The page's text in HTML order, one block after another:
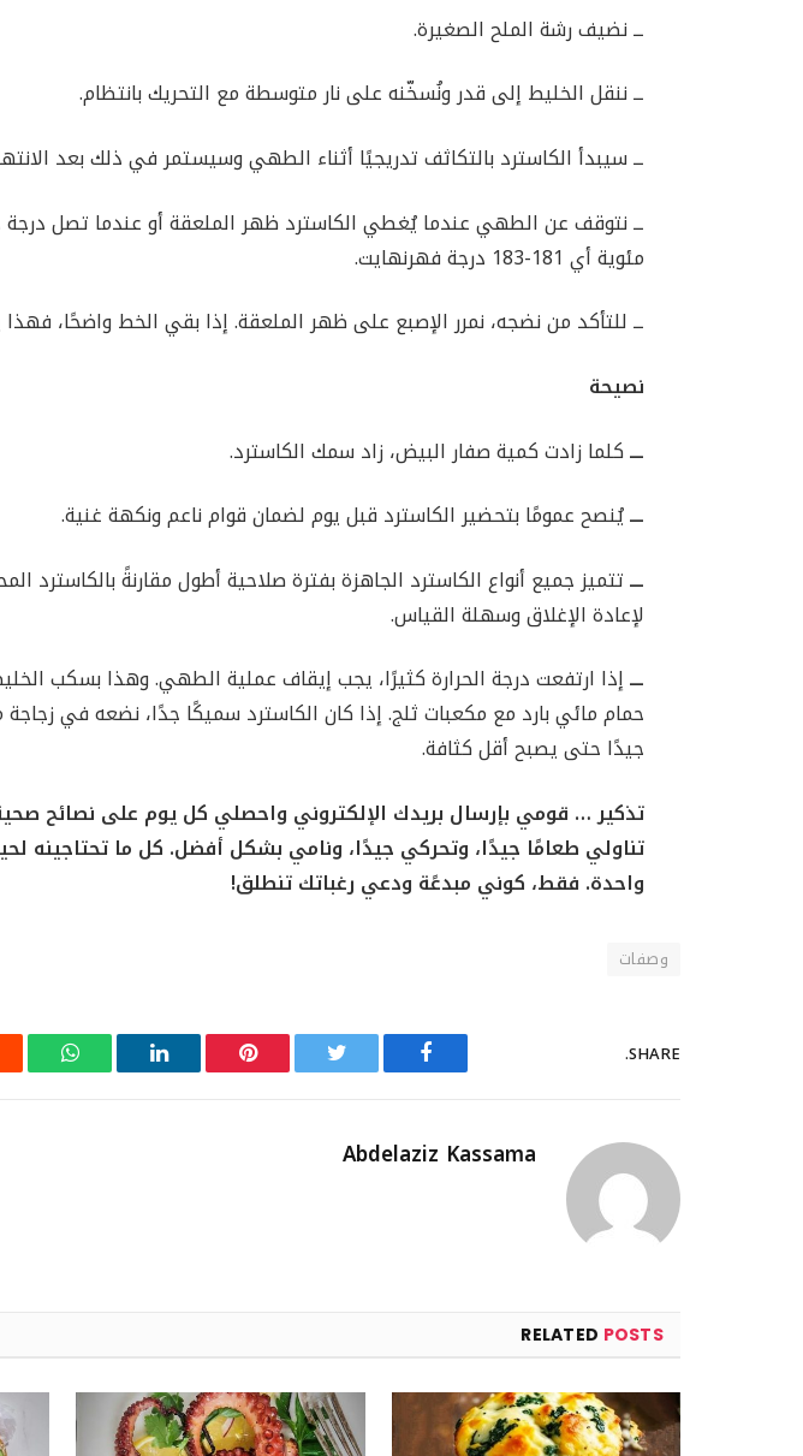
ــ نضيف رشة الملح الصغيرة.
ــ ننقل الخليط إلى قدر ونُسخّنه على نار متوسطة مع التحريك بانتظام.
ــ سيبدأ الكاسترد بالتكاثف تدريجيًا أثناء الطهي وسيستمر في ذلك بعد
مئوية أي 181-183 درجة فهرنهايت.
ــ للتأكد من نضجه، نمرر الإصبع على ظهر الملعقة. إذا بقي الخط واضحًا،
نصيحة
ـــكلما زادت كمية صفار البيض، زاد سمك الكاسترد.
ـــيُنصح عمومًا بتحضير الكاسترد قبل يوم لضمان قوام ناعم ونكهة غنية.
ـــتتميز جميع أنواع الكاسترد الجاهزة بفترة صلاحية أطول مقارنةً بالكاسترد
لإعادة الإغلاق وسهلة القياس.
ـــإذا ارتفعت درجة الحرارة كثيرًا، يجب إيقاف عملية الطهي. وهذا بسكب
حمام مائي بارد مع مكعبات ثلج. إذا كان الكاسترد سميكًا جدًا، نضعه في زجاجة
جيدًا حتى يصبح أقل كثافة.
تذكير … قومي بإرسال بريدك الإلكتروني واحصلي كل يوم على نصائح
تناولي طعامًا جيدًا، وتحركي جيدًا، ونامي بشكل أفضل. كل ما تحتاجينه
واحدة. فقط، كوني مبدعًة ودعي رغباتك تنطلق!
وصفات
SHARE.
Facebook
Pinterest
LinkedIn
Abdelaziz Kassama
RELATED POSTS